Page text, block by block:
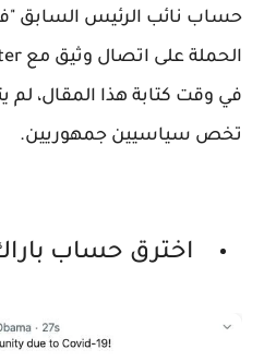
حساب نائب الرئيس السابق
في وقت كتابة هذا المقال، لم
تخص سياسيين جمهوريين.
اخترق حساب باراك